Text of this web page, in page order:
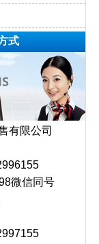
式
有限公司
微信同号